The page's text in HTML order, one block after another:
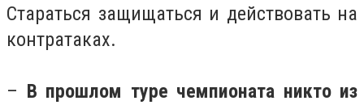
Стараться защищаться и действовать на
контратаках.
– В прошлом туре чемпионата никто из